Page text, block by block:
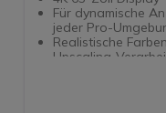
Für dynamische
jeder Pro-
Realistische
Upscaling-